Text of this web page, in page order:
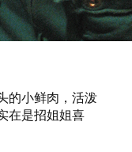
的小鲜肉，活泼
在是招姐姐喜